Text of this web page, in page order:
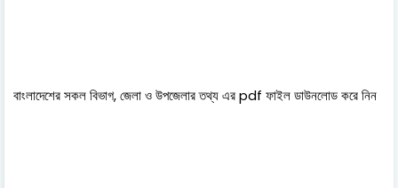
বাংলাদেশের সকল বিভাগ, জেলা ও উপজেলার তথ্য এর pdf ফাইল ডাউনলোড করে নিন